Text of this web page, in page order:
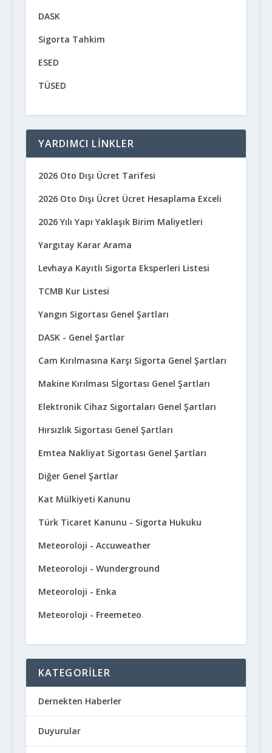
DASK
Sigorta Tahkim
ESED
TÜSED
YARDIMCI LINKLER
2026 Oto Dışı Ücret Tarifesi
2026 Oto Dışı Ücret Ücret Hesaplama Exceli
2026 Yılı Yapı Yaklaşık Birim Maliyetleri
Yargıtay Karar Arama
Levhaya Kayıtlı Sigorta Eksperleri Listesi
TCMB Kur Listesi
Yangın Sigortası Genel Şartları
DASK - Genel Şartlar
Cam Kırılmasına Karşı Sigorta Genel Şartları
Makine Kırılması Sİgortası Genel Şartları
Elektronik Cihaz Sigortaları Genel Şartları
Hırsızlık Sigortası Genel Şartları
Emtea Nakliyat Sigortası Genel Şartları
Diğer Genel Şartlar
Kat Mülkiyeti Kanunu
Türk Ticaret Kanunu - Sigorta Hukuku
Meteoroloji - Accuweather
Meteoroloji - Wunderground
Meteoroloji - Enka
Meteoroloji - Freemeteo
KATEGORILER
Dernekten Haberler
Duyurular